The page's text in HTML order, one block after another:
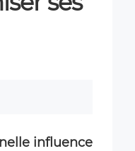
influence